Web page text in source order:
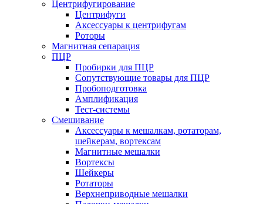
Центрифугирование
Центрифуги
Аксессуары к центрифугам
Роторы
Магнитная сепарация
ПЦР
Пробирки для ПЦР
Сопутствующие товары для ПЦР
Пробоподготовка
Амплификация
Тест-системы
Смешивание
Аксессуары к мешалкам, ротаторам,
шейкерам, вортексам
Магнитные мешалки
Вортексы
Шейкеры
Ротаторы
Верхнеприводные мешалки